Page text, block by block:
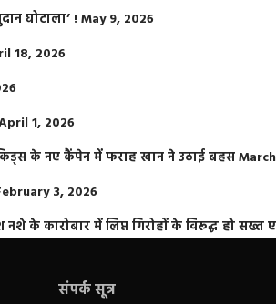
घोटाला’ !May 9, 2026
18, 2026
1, 2026
के नए कैंपेन में फराह खान ने उठाई बहस
3, 2026
नशे के कारोबार में लिप्त गिरोहों के विरूद्ध हो सख्त
संपर्क सूत्र